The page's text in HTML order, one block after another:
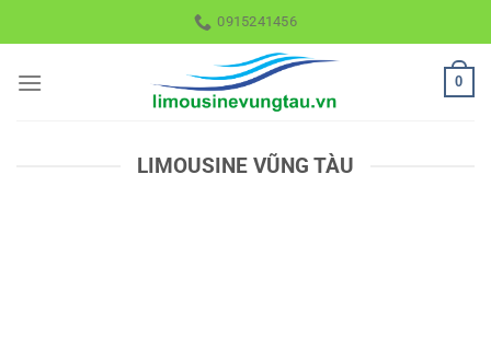
to
0915241456
0
LIMOUSINE VŨNG TÀU